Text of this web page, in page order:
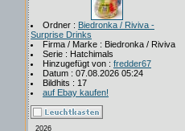
Ordner : Biedronka / Riviva -
Surprise Drinks
Firma / Marke : Biedronka / Riviva
Serie : Hatchimals
Hinzugefügt von : fredder67
Datum : 07.08.2026 05:24
Bildhits : 17
auf Ebay kaufen!
2026